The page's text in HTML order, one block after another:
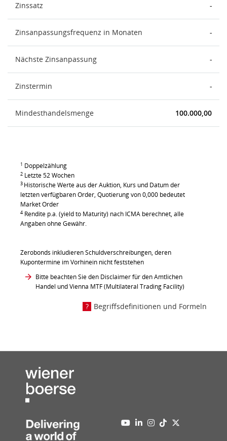
Zinssatz -
Zinsanpassungsfrequenz in Monaten -
Nächste Zinsanpassung -
Zinstermin -
Mindesthandelsmenge 100.000,00
1 Doppelzählung
2 Letzte 52 Wochen
3 Historische Werte aus der Auktion, Kurs und Datum der
letzten verfügbaren Order, Quotierung von 0,000 bedeutet
Market Order
4 Rendite p.a. (yield to Maturity) nach ICMA berechnet, alle
Angaben ohne Gewähr.
Zerobonds inkludieren Schuldverschreibungen, deren
Kupontermine im Vorhinein nicht feststehen
Bitte beachten Sie den Disclaimer für den Amtlichen
Handel und Vienna MTF (Multilateral Trading Facility)
Begriffsdefinitionen und Formeln